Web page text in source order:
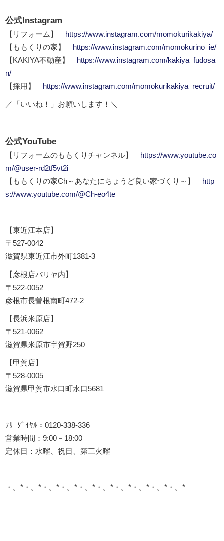
公式Instagram
【リフォーム】
https://www.instagram.com/momokurikakiya/
【ももくりの家】
https://www.instagram.com/momokurino_ie/
【KAKIYA不動産】
https://www.instagram.com/kakiya_fudosa
n/
【採用】
https://www.instagram.com/momokurikakiya_recruit/
／「いいね！」お願いします！＼
公式YouTube
【リフォームのももくりチャンネル】
https://www.youtube.co
m/@user-rd2tf5vt2i
【ももくりの家Ch～あなたにちょうど良い家づくり～】
http
s://www.youtube.com/@Ch-eo4te
【東近江本店】
〒527-0042
滋賀県東近江市外町1381-3
【彦根店パリヤ内】
〒522-0052
彦根市長曽根南町472-2
【長浜米原店】
〒521-0062
滋賀県米原市宇賀野250
【甲賀店】
〒528-0005
滋賀県甲賀市水口町水口5681
ﾌﾘｰﾀﾞｲﾔﾙ：0120-338-336
営業時間：9:00－18:00
定休日：水曜、祝日、第三火曜
・。*・。*・。*・。*・。*・。*・。*・。*・。*・。*